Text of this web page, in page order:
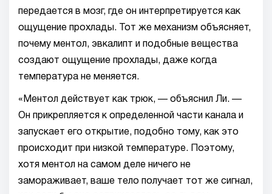
передается в мозг, где он интерпретируется как
ощущение прохлады. Тот же механизм объясняет,
почему ментол, эвкалипт и подобные вещества
создают ощущение прохлады, даже когда
температура не меняется.
«Ментол действует как трюк, — объяснил Ли. —
Он прикрепляется к определенной части канала и
запускает его открытие, подобно тому, как это
происходит при низкой температуре. Поэтому,
хотя ментол на самом деле ничего не
замораживает, ваше тело получает тот же сигнал,